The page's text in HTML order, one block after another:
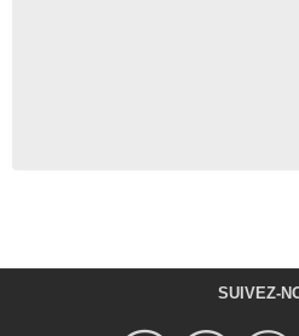
SUIVEZ-